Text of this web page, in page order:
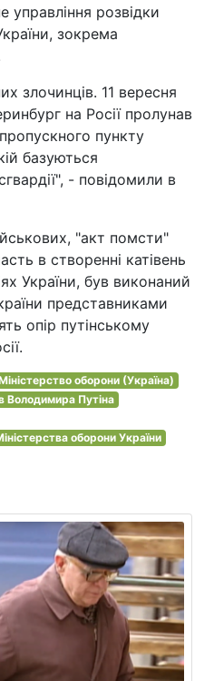
управління розвідки
зокрема
злочинців. 11 вересня
на Росії пролунав
пункту
базуються
- повідомили в
"акт помсти"
в створенні катівень
України, був виконаний
представниками
опір путінському
оборони (Україна)
Володимира Путіна
оборони України